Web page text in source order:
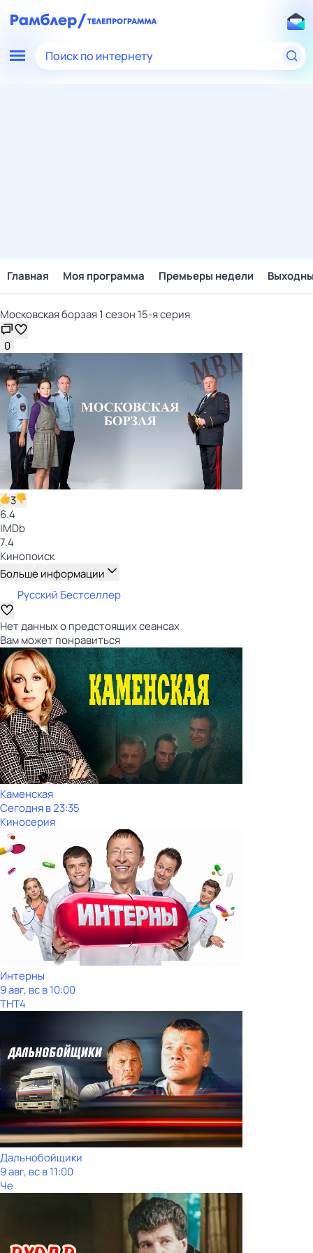
Поиск по интернету
Главная Моя программа Премьеры недели
Московская борзая 1 сезон 15-я серия
0
3
6.4
IMDb
7.4
Кинопоиск
Больше информации
Русский Бестселлер
Нет данных о предстоящих сеансах
Вам может понравиться
Каменская
Сегодня в 23:35
Киносерия
Интерны
9 авг, вс в 10:00
ТНТ4
Дальнобойщики
9 авг, вс в 11:00
Че